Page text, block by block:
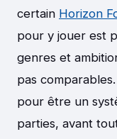
certain Horizon
pour y jouer est
genres et
pas
pour être un
parties, avant